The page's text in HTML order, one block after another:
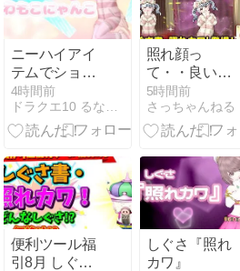
で）
ニーハイアイ
テムでショー
トパンツが隠
せる！『ピケ
ルームウェア
もこにゃん
こ】
4時間前
ドラクエ10 るなめりのゆるっとドラクエライフ
照れ顔っ
て・・良いよ
ね///「冒険者
のおでかけ超
便利ツール」
が本日2026年
8月7日（金）
5：00に更新
されてます！
5時間前
便利ツール福
引8月 しぐさ
しぐさ『照れ
カワ』